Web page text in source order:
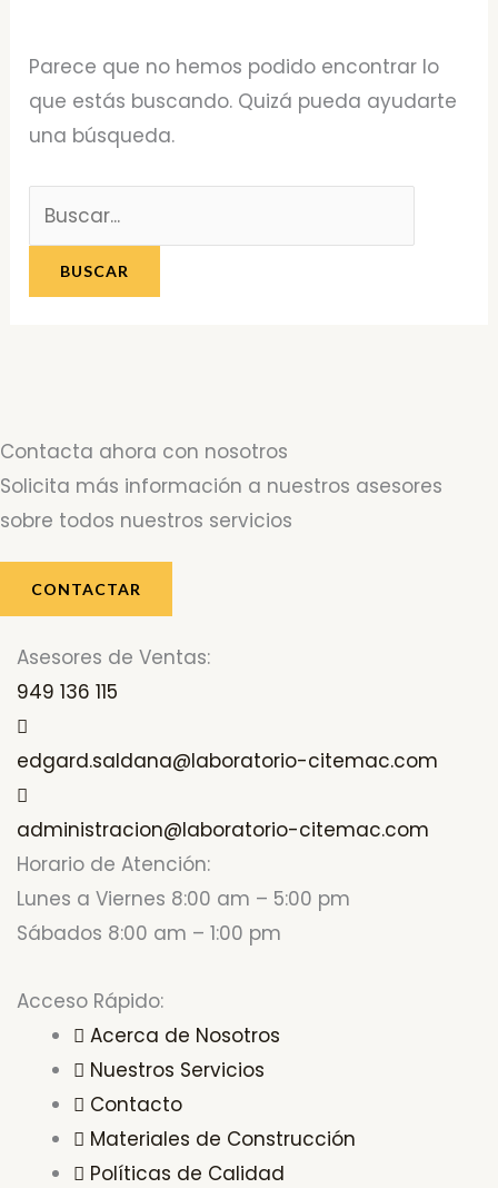
Parece que no hemos podido encontrar lo
que estás buscando. Quizá pueda ayudarte
una búsqueda.
Contacta ahora con nosotros
Solicita más información a nuestros asesores
sobre todos nuestros servicios
CONTACTAR
Asesores de Ventas:
949 136 115
edgard.saldana@laboratorio-citemac.com
administracion@laboratorio-citemac.com
Horario de Atención:
Lunes a Viernes 8:00 am – 5:00 pm
Sábados 8:00 am – 1:00 pm
Acceso Rápido:
Acerca de Nosotros
Nuestros Servicios
Contacto
Materiales de Construcción
Políticas de Calidad